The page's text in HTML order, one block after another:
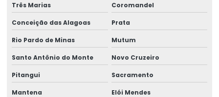
Três Marias Coromandel
Conceição das Alagoas Prata
Rio Pardo de Minas Mutum
Santo Antônio do Monte Novo Cruzeiro
Pitangui Sacramento
Mantena Elói Mendes